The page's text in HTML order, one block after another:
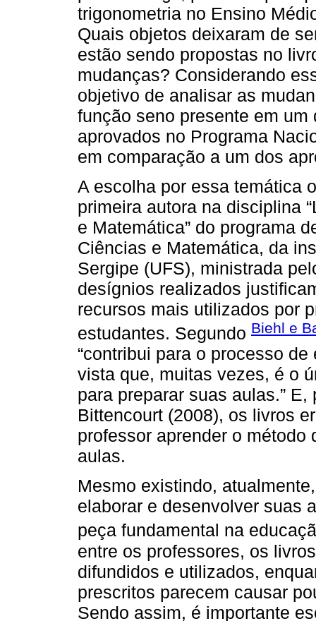
trigonometria no Ensino
Quais objetos deixaram de
estão sendo propostas no
mudanças? Considerando
objetivo de analisar as
função seno presente em
aprovados no Programa
em comparação a um dos
A escolha por essa temática
primeira autora na disciplina
e Matemática” do programa
Ciências e Matemática, da
Sergipe (UFS), ministrada
desígnios realizados
recursos mais utilizados por
estudantes. Segundo Biehl e
“contribui para o processo
vista que, muitas vezes, é o
para preparar suas aulas.”
Bittencourt (2008), os livros
professor aprender o
aulas.
Mesmo existindo,
elaborar e desenvolver suas
peça fundamental na
entre os professores, os
difundidos e utilizados,
prescritos parecem causar
Sendo assim, é importante